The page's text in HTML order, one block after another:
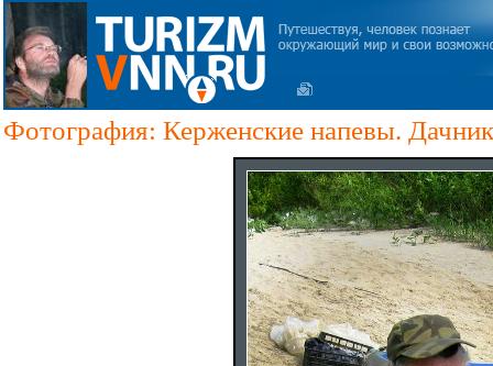
Фотография: Керженские напевы.